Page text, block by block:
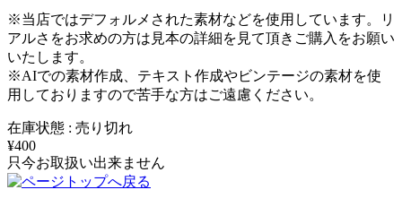
※当店ではデフォルメされた素材などを使用しています。リ
アルさをお求めの方は見本の詳細を見て頂きご購入をお願い
いたします。
※AIでの素材作成、テキスト作成やビンテージの素材を使
用しておりますので苦手な方はご遠慮ください。
在庫状態 : 売り切れ
¥400
只今お取扱い出来ません